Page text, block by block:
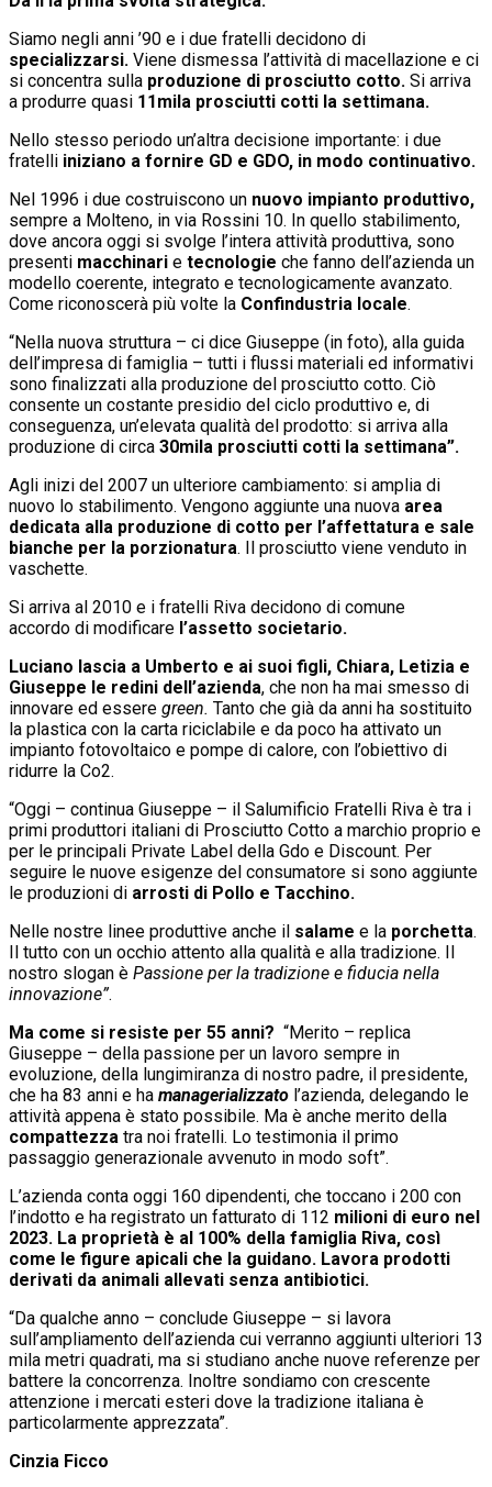
Siamo negli anni ’90 e i due fratelli decidono di
specializzarsi. Viene dismessa l’attività di macellazione e ci
si concentra sulla produzione di prosciutto cotto. Si arriva
a produrre quasi 11mila prosciutti cotti la settimana.
Nello stesso periodo un’altra decisione importante: i due
fratelli iniziano a fornire GD e GDO, in modo continuativo.
Nel 1996 i due costruiscono un nuovo impianto produttivo,
sempre a Molteno, in via Rossini 10. In quello stabilimento,
dove ancora oggi si svolge l’intera attività produttiva, sono
presenti macchinari e tecnologie che fanno dell’azienda un
modello coerente, integrato e tecnologicamente avanzato.
Come riconoscerà più volte la Confindustria locale.
“Nella nuova struttura – ci dice Giuseppe (in foto), alla guida
dell’impresa di famiglia – tutti i flussi materiali ed informativi
sono finalizzati alla produzione del prosciutto cotto. Ciò
consente un costante presidio del ciclo produttivo e, di
conseguenza, un’elevata qualità del prodotto: si arriva alla
produzione di circa 30mila prosciutti cotti la settimana”.
Agli inizi del 2007 un ulteriore cambiamento: si amplia di
nuovo lo stabilimento. Vengono aggiunte una nuova area
dedicata alla produzione di cotto per l’affettatura e sale
bianche per la porzionatura. Il prosciutto viene venduto in
vaschette.
Si arriva al 2010 e i fratelli Riva decidono di comune
accordo di modificare l’assetto societario.
Luciano lascia a Umberto e ai suoi figli, Chiara, Letizia e
Giuseppe le redini dell’azienda, che non ha mai smesso di
innovare ed essere green. Tanto che già da anni ha sostituito
la plastica con la carta riciclabile e da poco ha attivato un
impianto fotovoltaico e pompe di calore, con l’obiettivo di
ridurre la Co2.
“Oggi – continua Giuseppe – il Salumificio Fratelli Riva è tra i
primi produttori italiani di Prosciutto Cotto a marchio proprio e
per le principali Private Label della Gdo e Discount. Per
seguire le nuove esigenze del consumatore si sono aggiunte
le produzioni di arrosti di Pollo e Tacchino.
Nelle nostre linee produttive anche il salame e la porchetta.
Il tutto con un occhio attento alla qualità e alla tradizione. Il
nostro slogan è Passione per la tradizione e fiducia nella
innovazione”.
Ma come si resiste per 55 anni? “Merito – replica
Giuseppe – della passione per un lavoro sempre in
evoluzione, della lungimiranza di nostro padre, il presidente,
che ha 83 anni e ha managerializzato l’azienda, delegando le
attività appena è stato possibile. Ma è anche merito della
compattezza tra noi fratelli. Lo testimonia il primo
passaggio generazionale avvenuto in modo soft”.
L’azienda conta oggi 160 dipendenti, che toccano i 200 con
l’indotto e ha registrato un fatturato di 112 milioni di euro nel
2023. La proprietà è al 100% della famiglia Riva, così
come le figure apicali che la guidano. Lavora prodotti
derivati da animali allevati senza antibiotici.
“Da qualche anno – conclude Giuseppe – si lavora
sull’ampliamento dell’azienda cui verranno aggiunti ulteriori 13
mila metri quadrati, ma si studiano anche nuove referenze per
battere la concorrenza. Inoltre sondiamo con crescente
attenzione i mercati esteri dove la tradizione italiana è
particolarmente apprezzata”.
Cinzia Ficco